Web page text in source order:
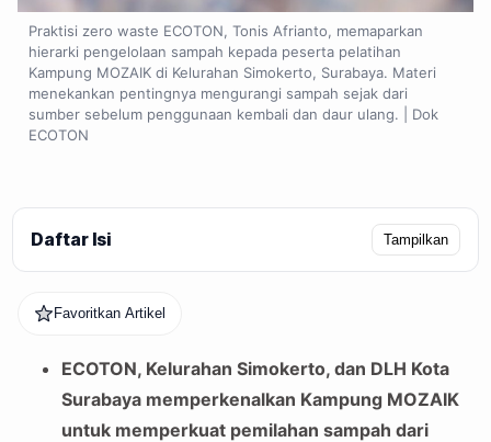
Praktisi zero waste ECOTON, Tonis Afrianto, memaparkan
hierarki pengelolaan sampah kepada peserta pelatihan
Kampung MOZAIK di Kelurahan Simokerto, Surabaya. Materi
menekankan pentingnya mengurangi sampah sejak dari
sumber sebelum penggunaan kembali dan daur ulang. | Dok
ECOTON
Daftar Isi Tampilkan
Favoritkan Artikel
ECOTON, Kelurahan Simokerto, dan DLH Kota
Surabaya memperkenalkan Kampung MOZAIK
untuk memperkuat pemilahan sampah dari